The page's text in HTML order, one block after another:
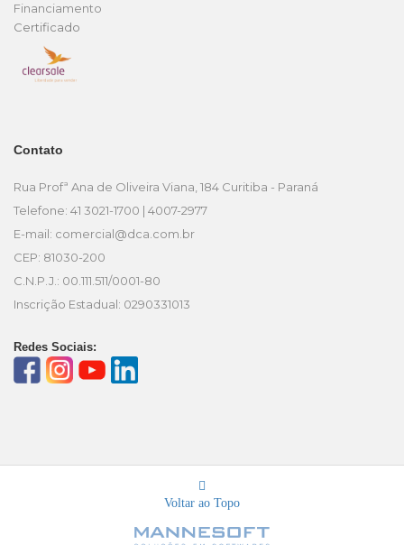
Financiamento
Certificado
Contato
Rua Profª Ana de Oliveira Viana, 184 Curitiba - Paraná
Telefone: 41 3021-1700 | 4007-2977
E-mail: comercial@dca.com.br
CEP: 81030-200
C.N.P.J.: 00.111.511/0001-80
Inscrição Estadual: 0290331013
Redes Sociais:
Voltar ao Topo